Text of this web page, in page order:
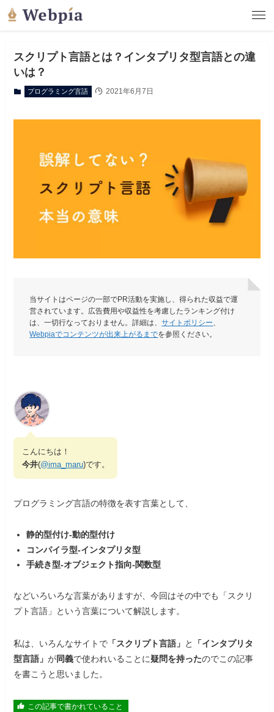
スクリプト言語とは？インタプリタ型言語との違
いは？
プログラミング言語 2021年6月7日
当サイトはページの一部でPR活動を実施し、得られた収益で運
営されています。広告費用や収益性を考慮したランキング付け
は、一切行なっておりません。詳細は、サイトポリシー、
Webpiaでコンテンツが出来上がるまでを参照ください。
こんにちは！
今井(@ima_maru)です。
プログラミング言語の特徴を表す言葉として、
静的型付け-動的型付け
コンパイラ型-インタプリタ型
手続き型-オブジェクト指向-関数型
などいろいろな言葉がありますが、今回はその中でも「スクリ
プト言語」という言葉について解説します。
私は、いろんなサイトで 「スクリプト言語」 と
「インタプリタ
型言語」が同義で使われいることに疑問を持ったのでこの記事
を書こうと思いました。
この記事で書かれていること